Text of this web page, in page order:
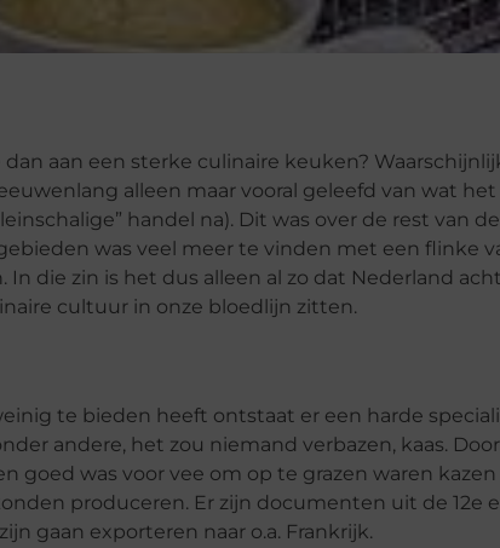
aan een sterke culinaire keuken?
alleen maar vooral geleefd van wat
handel na). Dit was over de rest van
was veel meer te vinden met een flinke
In die zin is het dus alleen al zo dat Nederland
cultuur in onze bloedlijn zitten.
te bieden heeft ontstaat er een harde
andere, het zou niemand verbazen, kaas.
goed was voor vee om op te grazen waren
produceren. Er zijn documenten uit de 12e
gaan exporteren naar o.a. Frankrijk.